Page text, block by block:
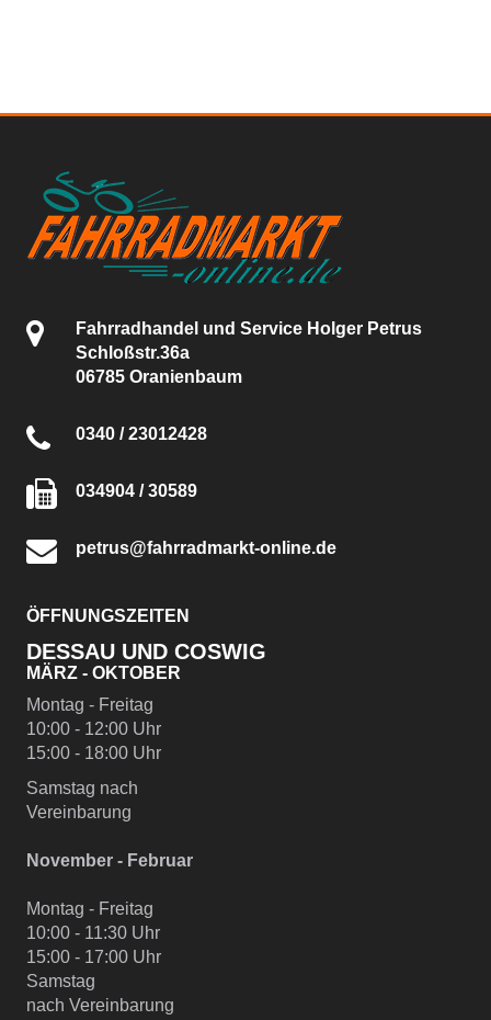
Fahrradhandel und Service Holger Petrus
Schloßstr.36a
06785 Oranienbaum
0340 / 23012428
034904 / 30589
petrus@fahrradmarkt-online.de
ÖFFNUNGSZEITEN
DESSAU UND COSWIG
MÄRZ - OKTOBER
Montag - Freitag
10:00 - 12:00 Uhr
15:00 - 18:00 Uhr
Samstag nach
Vereinbarung
November - Februar
Montag - Freitag
10:00 - 11:30 Uhr
15:00 - 17:00 Uhr
Samstag
nach Vereinbarung